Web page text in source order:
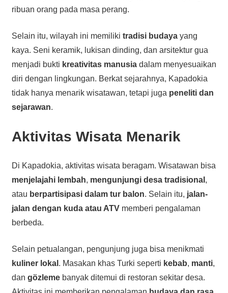
ribuan orang pada masa perang.
Selain itu, wilayah ini memiliki tradisi budayayang
kaya. Seni keramik, lukisan dinding, dan arsitektur gua
menjadi bukti kreativitas manusiadalam menyesuaikan
diri dengan lingkungan. Berkat sejarahnya, Kapadokia
tidak hanya menarik wisatawan, tetapi juga peneliti dan
sejarawan.
Aktivitas Wisata Menarik
Di Kapadokia, aktivitas wisata beragam. Wisatawan bisa
menjelajahi lembah, mengunjungi desa tradisional ,
atau berpartisipasi dalam tur balon. Selain itu, jalan-
jalan dengan kuda atau ATVmemberi pengalaman
berbeda.
Selain petualangan, pengunjung juga bisa menikmati
kuliner lokal . Masakan khas Turki seperti kebab, manti,
dan gözlemebanyak ditemui di restoran sekitar desa.